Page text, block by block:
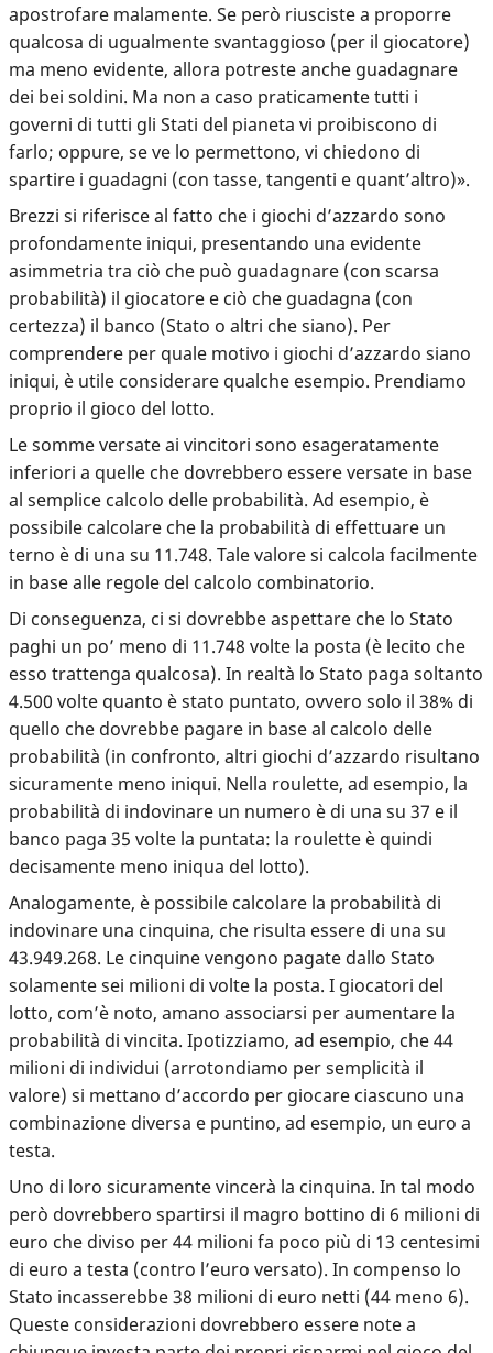
apostrofare malamente. Se però riusciste a proporre
qualcosa di ugualmente svantaggioso (per il giocatore)
ma meno evidente, allora potreste anche guadagnare
dei bei soldini. Ma non a caso praticamente tutti i
governi di tutti gli Stati del pianeta vi proibiscono di
farlo; oppure, se ve lo permettono, vi chiedono di
spartire i guadagni (con tasse, tangenti e quant’altro)».
Brezzi si riferisce al fatto che i giochi d’azzardo sono
profondamente iniqui, presentando una evidente
asimmetria tra ciò che può guadagnare (con scarsa
probabilità) il giocatore e ciò che guadagna (con
certezza) il banco (Stato o altri che siano). Per
comprendere per quale motivo i giochi d’azzardo siano
iniqui, è utile considerare qualche esempio. Prendiamo
proprio il gioco del lotto.
Le somme versate ai vincitori sono esageratamente
inferiori a quelle che dovrebbero essere versate in base
al semplice calcolo delle probabilità. Ad esempio, è
possibile calcolare che la probabilità di effettuare un
terno è di una su 11.748. Tale valore si calcola facilmente
in base alle regole del calcolo combinatorio.
Di conseguenza, ci si dovrebbe aspettare che lo Stato
paghi un po’ meno di 11.748 volte la posta (è lecito che
esso trattenga qualcosa). In realtà lo Stato paga soltanto
4.500 volte quanto è stato puntato, ovvero solo il 38% di
quello che dovrebbe pagare in base al calcolo delle
probabilità (in confronto, altri giochi d’azzardo risultano
sicuramente meno iniqui. Nella roulette, ad esempio, la
probabilità di indovinare un numero è di una su 37 e il
banco paga 35 volte la puntata: la roulette è quindi
decisamente meno iniqua del lotto).
Analogamente, è possibile calcolare la probabilità di
indovinare una cinquina, che risulta essere di una su
43.949.268. Le cinquine vengono pagate dallo Stato
solamente sei milioni di volte la posta. I giocatori del
lotto, com’è noto, amano associarsi per aumentare la
probabilità di vincita. Ipotizziamo, ad esempio, che 44
milioni di individui (arrotondiamo per semplicità il
valore) si mettano d’accordo per giocare ciascuno una
combinazione diversa e puntino, ad esempio, un euro a
testa.
Uno di loro sicuramente vincerà la cinquina. In tal modo
però dovrebbero spartirsi il magro bottino di 6 milioni di
euro che diviso per 44 milioni fa poco più di 13 centesimi
di euro a testa (contro l’euro versato). In compenso lo
Stato incasserebbe 38 milioni di euro netti (44 meno 6).
Queste considerazioni dovrebbero essere note a